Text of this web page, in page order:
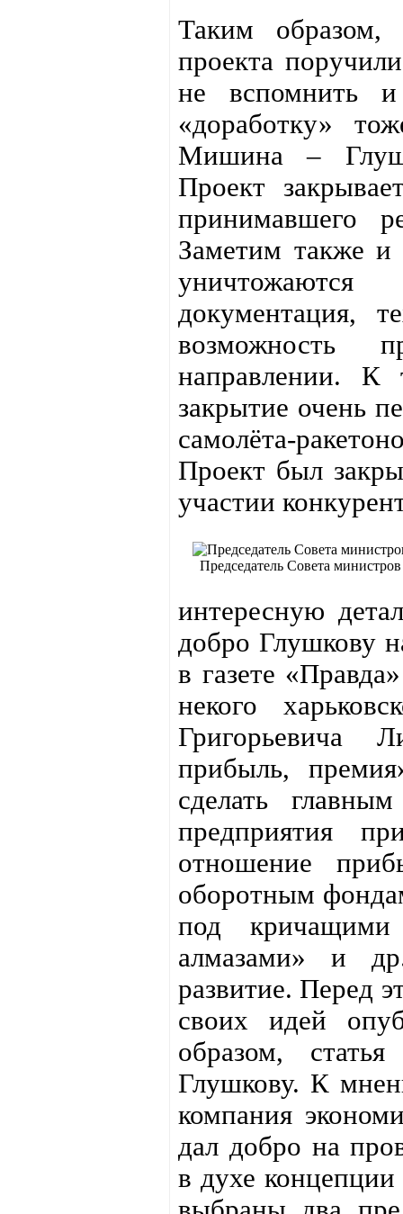
Таким образом,
проекта
не вспомнить
«доработку»
Мишина –
Проект
принимавшего
Заметим также и
документация,
возможность
направлении.
закрытие очень
самолёта-
Проект был
участии
Председатель Совета
интересную
добро Глушкову
в газете
некого
Григорьевича
прибыль,
сделать
предприятия
отношение
оборотным
под кричащими
алмазами» и
развитие. Перед
своих идей
образом,
Глушкову. К
компания
дал добро на
в духе